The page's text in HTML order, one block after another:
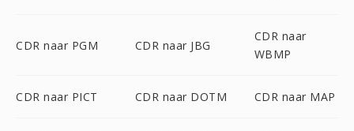
CDR naar PGM CDR naar JBG
CDR naar
WBMP
CDR naar PICT CDR naar DOTM CDR naar MAP